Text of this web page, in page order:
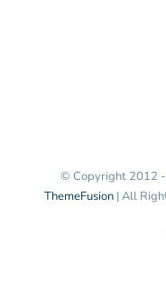
© Copyright 2012 -
ThemeFusion| All